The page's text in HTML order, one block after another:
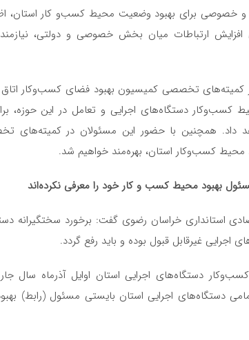
و خصوصی برای بهبود وضعیت محیط کسب‌و کار استان،
ارتباطات میان بخش خصوصی و دولتی، نیازمند
کمیته‌های تخصصی کمیسیون بهبود فضای کسب‌وکار اتاق
دستگاه‌های اجرایی و تعامل در این حوزه،
داد. همچنین با حضور این مسئولان در کمیته‌های
محیط کسب‌وکار استان، بهره‌مند خواهیم شد.
استانداری خراسان رضوی گفت: برخورد سختگیرانه
اجرایی غیرقابل قبول بوده و باید رفع گردد.
دستگاه‌های اجرایی استان اوایل آذرماه سال
کرد: ظرف 48 ساعت آینده تمامی دستگاه‌های اجرایی استان بایستی مسئول (رابط)